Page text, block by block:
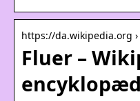
https://da.wikipedia.org ›
Fluer –